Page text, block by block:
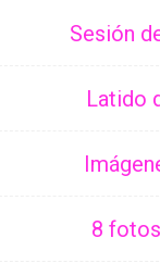
Sesión
Latido
8